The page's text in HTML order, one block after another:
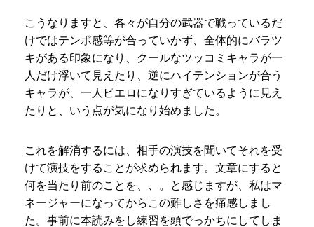
こうなりますと、各々が自分の武器で戦っているだ
けではテンポ感等が合っていかず、全体的にバラツ
キがある印象になり、クールなツッコミキャラが一
人だけ浮いて見えたり、逆にハイテンションが合う
キャラが、一人ピエロになりすぎているように見え
たりと、いう点が気になり始めました。
これを解消するには、相手の演技を聞いてそれを受
けて演技をすることが求められます。文章にすると
何を当たり前のことを、、。と感じますが、私はマ
ネージャーになってからこの難しさを痛感しまし
た。事前に本読みをし練習を頭でっかちにしてしま